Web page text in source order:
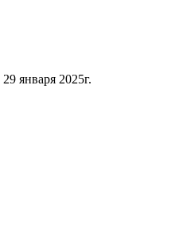
29 января 2025г.